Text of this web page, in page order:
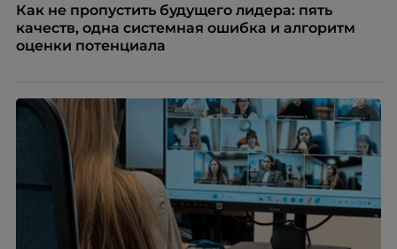
Как не пропустить будущего лидера: пять
качеств, одна системная ошибка и алгоритм
оценки потенциала